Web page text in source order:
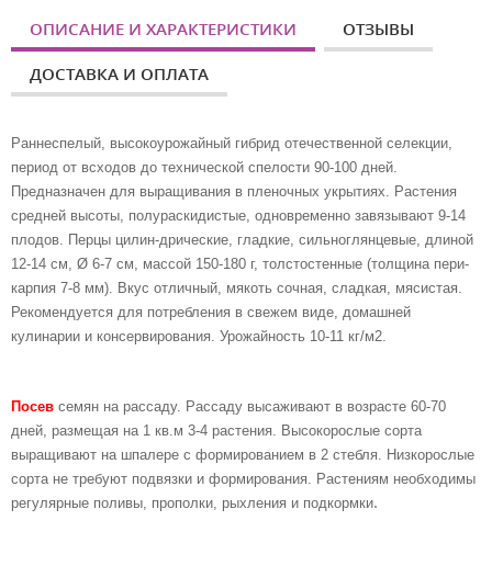
ОПИСАНИЕ И ХАРАКТЕРИСТИКИ ОТЗЫВЫ
ДОСТАВКА И ОПЛАТА
Раннеспелый, высокоурожайный гибрид отечественной селекции,
период от всходов до технической спелости 90-100 дней.
Предназначен для выращивания в пленочных укрытиях. Растения
средней высоты, полураскидистые, одновременно завязывают 9-14
плодов. Перцы цилин-дрические, гладкие, сильноглянцевые, длиной
12-14 см, Ø 6-7 см, массой 150-180 г, толстостенные (толщина пери-
карпия 7-8 мм). Вкус отличный, мякоть сочная, сладкая, мясистая.
Рекомендуется для потребления в свежем виде, домашней
кулинарии и консервирования. Урожайность 10-11 кг/м2.
Посев семян на рассаду. Рассаду высаживают в возрасте 60-70
дней, размещая на 1 кв.м 3-4 растения. Высокорослые сорта
выращивают на шпалере с формированием в 2 стебля. Низкорослые
сорта не требуют подвязки и формирования. Растениям необходимы
регулярные поливы, прополки, рыхления и подкормки.